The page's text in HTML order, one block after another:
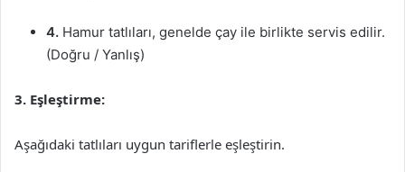
4. Hamur tatlıları, genelde çay ile birlikte servis edilir.
(Doğru / Yanlış)
3. Eşleştirme:
Aşağıdaki tatlıları uygun tariflerle eşleştirin.